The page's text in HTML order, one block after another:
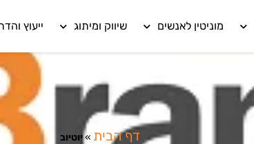
מוניטין לאנשים שיווק ומיתוג ייעוץ
דף הבית »יוטיוב